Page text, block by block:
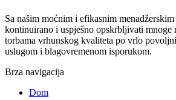
Sa našim moćnim i efikasnim
kontinuirano i uspješno opskrbljivati ​​mnoge
torbama vrhunskog kvaliteta po vrlo
uslugom i blagovremenom isporukom.
Brza navigacija
Dom